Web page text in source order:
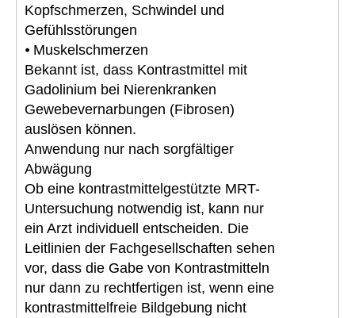
Kopfschmerzen, Schwindel und
Gefühlsstörungen
⦁ Muskelschmerzen
Bekannt ist, dass Kontrastmittel mit
Gadolinium bei Nierenkranken
Gewebevernarbungen (Fibrosen)
auslösen können.
Anwendung nur nach sorgfältiger
Abwägung
Ob eine kontrastmittelgestützte MRT-
Untersuchung notwendig ist, kann nur
ein Arzt individuell entscheiden. Die
Leitlinien der Fachgesellschaften sehen
vor, dass die Gabe von Kontrastmitteln
nur dann zu rechtfertigen ist, wenn eine
kontrastmittelfreie Bildgebung nicht